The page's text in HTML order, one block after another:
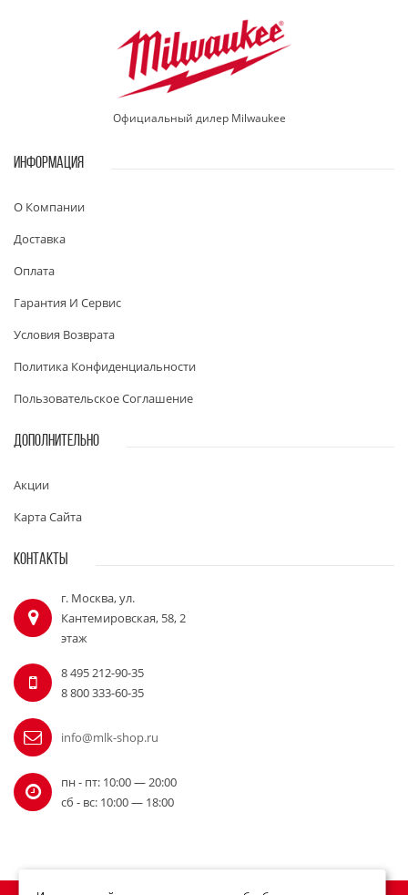
Официальный дилер Milwaukee
ИНФОРМАЦИЯ
О Компании
Доставка
Оплата
Гарантия И Сервис
Условия Возврата
Политика Конфиденциальности
Пользовательское Соглашение
ДОПОЛНИТЕЛЬНО
Акции
Карта Сайта
КОНТАКТЫ
г. Москва, ул.
Кантемировская, 58, 2
этаж
8 495 212-90-35
8 800 333-60-35
info@mlk-shop.ru
пн - пт: 10:00 — 20:00
сб - вс: 10:00 — 18:00